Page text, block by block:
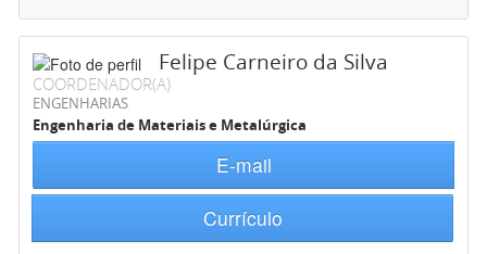
Felipe Carneiro da Silva
COORDENADOR(A)
ENGENHARIAS
Engenharia de Materiais e Metalúrgica
E-mail
Currículo